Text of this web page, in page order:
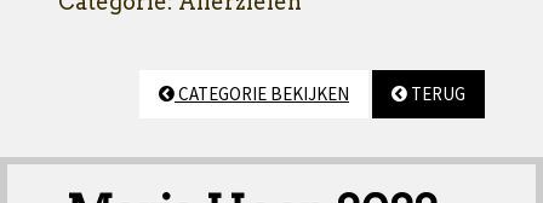
CATEGORIE BEKIJKEN TERUG